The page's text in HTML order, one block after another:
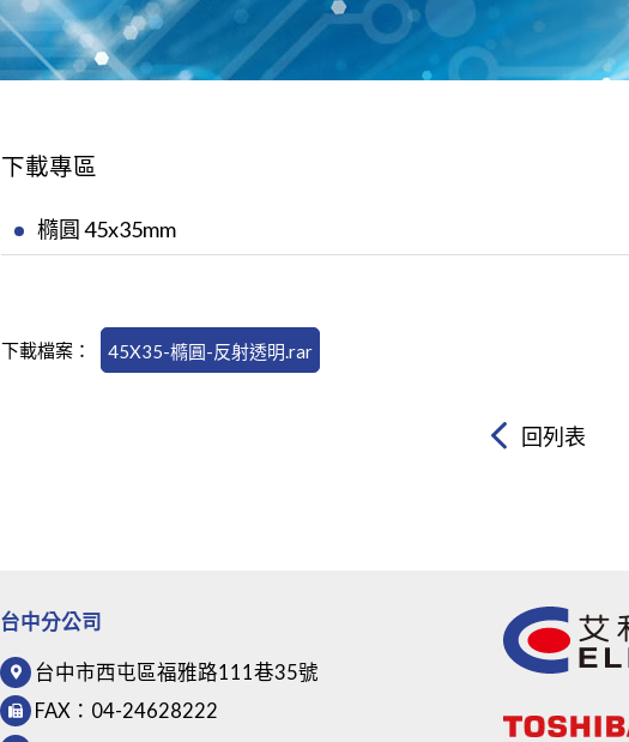
下載專區
橢圓 45x35mm
下載檔案： 45X35-橢圓-反射透明.rar
回列表
台中分公司
台中市西屯區福雅路111巷35號
FAX： 04-24628222